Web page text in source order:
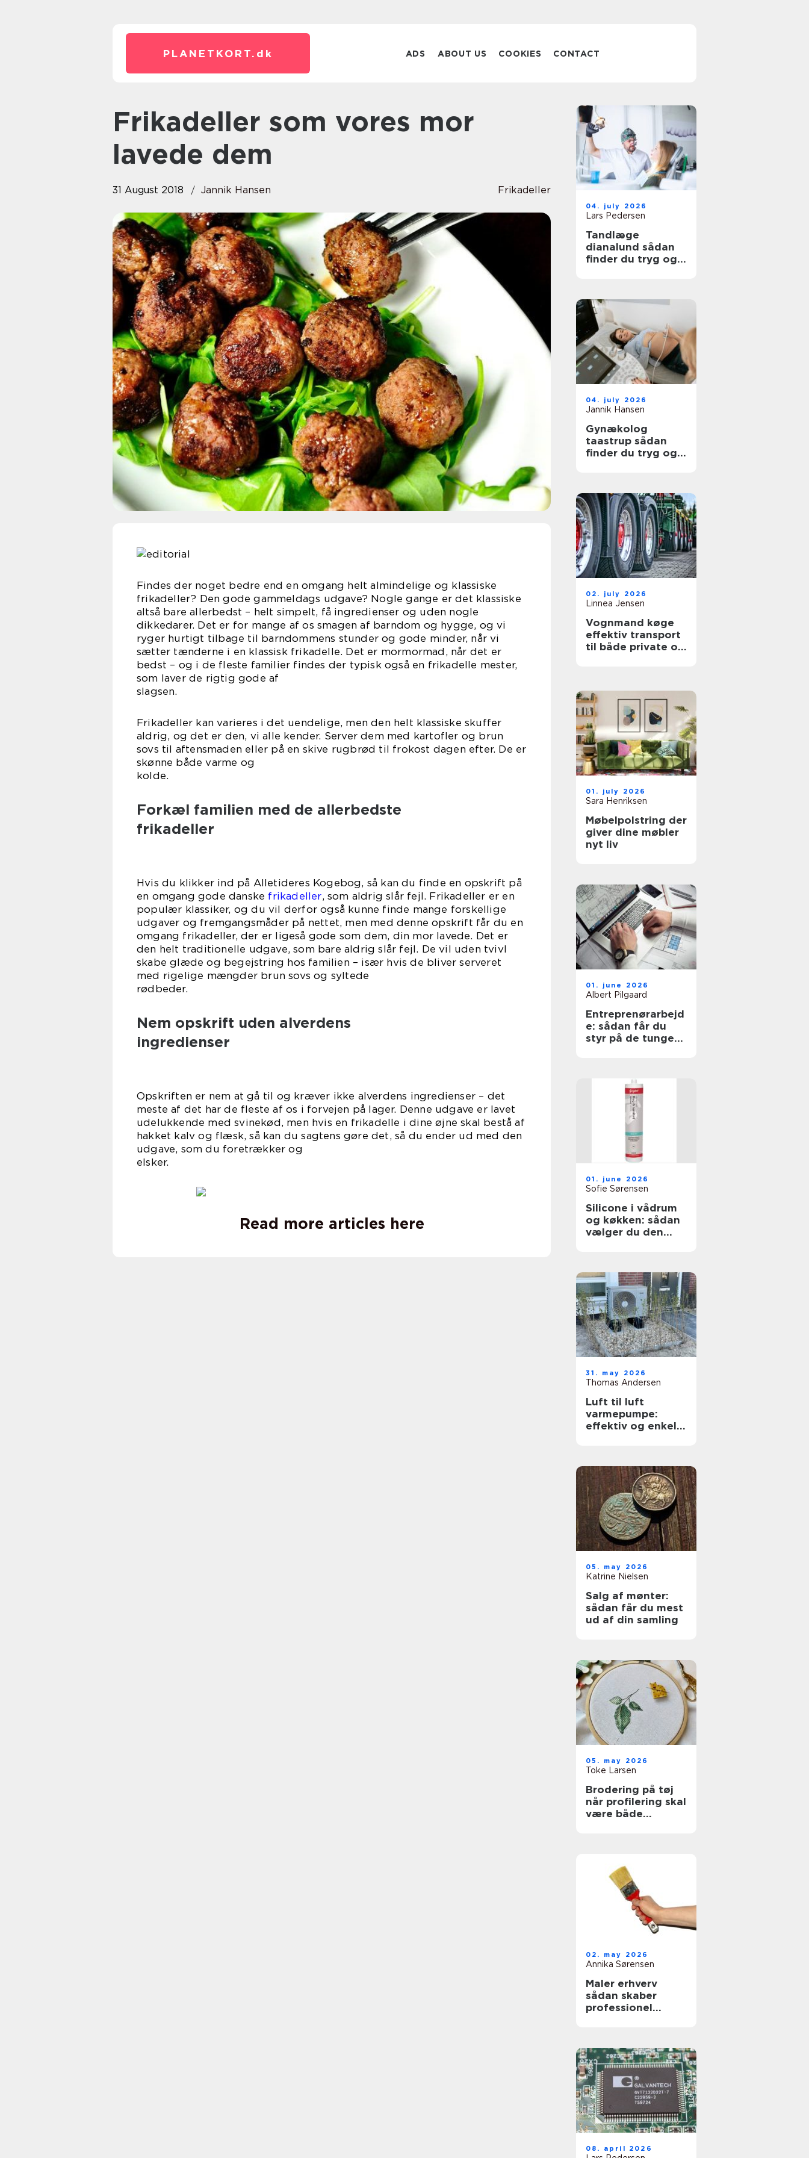
PLANETKORT. dk ADS ABOUT US COOKIES CONTACT
Frikadeller som vores mor
lavede dem
31 August 2018 Jannik Hansen Frikadeller
Findes der noget bedre end en omgang helt almindelige og klassiske
frikadeller? Den gode gammeldags udgave? Nogle gange er det klassiske
altså bare allerbedst – helt simpelt, få ingredienser og uden nogle
dikkedarer. Det er for mange af os smagen af barndom og hygge, og vi
ryger hurtigt tilbage til barndommens stunder og gode minder, når vi
sætter tænderne i en klassisk frikadelle. Det er mormormad, når det er
bedst – og i de fleste familier findes der typisk også en frikadelle mester,
som laver de rigtig gode af
slagsen.
Frikadeller kan varieres i det uendelige, men den helt klassiske skuffer
aldrig, og det er den, vi alle kender. Server dem med kartofler og brun
sovs til aftensmaden eller på en skive rugbrød til frokost dagen efter. De er
skønne både varme og
kolde.
Forkæl familien med de allerbedste
frikadeller
Hvis du klikker ind på Alletideres Kogebog, så kan du finde en opskrift på
en omgang gode danske frikadeller, som aldrig slår fejl. Frikadeller er en
populær klassiker, og du vil derfor også kunne finde mange forskellige
udgaver og fremgangsmåder på nettet, men med denne opskrift får du en
omgang frikadeller, der er ligeså gode som dem, din mor lavede. Det er
den helt traditionelle udgave, som bare aldrig slår fejl. De vil uden tvivl
skabe glæde og begejstring hos familien – især hvis de bliver serveret
med rigelige mængder brun sovs og syltede
rødbeder.
Nem opskrift uden alverdens
ingredienser
Opskriften er nem at gå til og kræver ikke alverdens ingredienser – det
meste af det har de fleste af os i forvejen på lager. Denne udgave er lavet
udelukkende med svinekød, men hvis en frikadelle i dine øjne skal bestå af
hakket kalv og flæsk, så kan du sagtens gøre det, så du ender ud med den
udgave, som du foretrækker og
elsker.
Read more articles here
04. july 2026
Lars Pedersen
Tandlæge
dianalund sådan
finder du tryg og
04. july 2026
Jannik Hansen
Gynækolog
taastrup sådan
finder du tryg og
02. july 2026
Linnea Jensen
Vognmand køge
effektiv transport
til både private og
01. july 2026
Sara Henriksen
Møbelpolstring der
giver dine møbler
nyt liv
01. june 2026
Albert Pilgaard
Entreprenørarbejd
e: sådan får du
styr på de tunge
01. june 2026
Sofie Sørensen
Silicone i vådrum
og køkken: sådan
vælger du den
31. may 2026
Thomas Andersen
Luft til luft
varmepumpe:
effektiv og enkel
05. may 2026
Katrine Nielsen
Salg af mønter:
sådan får du mest
ud af din samling
05. may 2026
Toke Larsen
Brodering på tøj
når profilering skal
være både
02. may 2026
Annika Sørensen
Maler erhverv
sådan skaber
professionel
08. april 2026